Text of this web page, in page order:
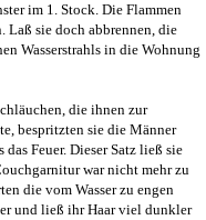
im 1. Stock. Die Flammen
Laß sie doch abbrennen, die
Wasserstrahls in die Wohnung
die ihnen zur
bespritzten sie die Männer
Feuer. Dieser Satz ließ sie
war nicht mehr zu
die vom Wasser zu engen
und ließ ihr Haar viel dunkler